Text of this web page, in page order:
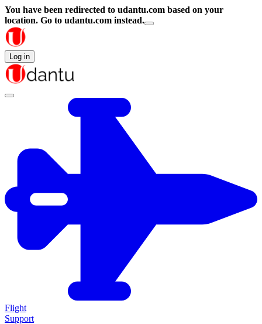
You have been redirected to udantu.com based on your
location. Go to udantu.com instead.
Log in
Flight
Support